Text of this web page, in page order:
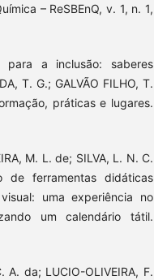
– ReSBEnQ, v. 1, n. 1,
para a inclusão: saberes
T. G.; GALVÃO FILHO, T.
práticas e lugares.
M. L. de; SILVA, L. N. C.
ferramentas didáticas
uma experiência no
um calendário tátil.
A. da; LUCIO-OLIVEIRA, F.